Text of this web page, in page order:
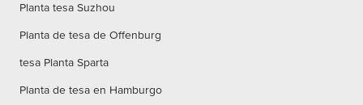
Planta tesa Suzhou
Planta de tesa de Offenburg
tesa Planta Sparta
Planta de tesa en Hamburgo